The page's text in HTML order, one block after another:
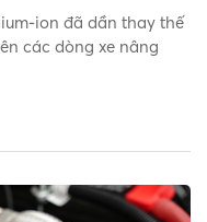
ion đã dần thay thế
các dòng xe nâng